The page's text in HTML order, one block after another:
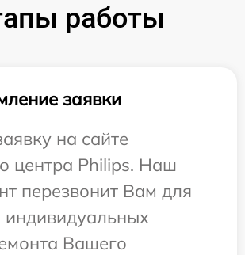
работы
заявки
на сайте
центра Philips. Наш
перезвонит Вам для
индивидуальных
Вашего